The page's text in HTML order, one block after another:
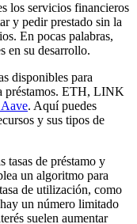
los servicios financieros
y pedir prestado sin la
En pocas palabras,
en su desarrollo.
disponibles para
préstamos. ETH, LINK
. Aquí puedes
y sus tipos de
tasas de préstamo y
un algoritmo para
de utilización, como
un número limitado
suelen aumentar